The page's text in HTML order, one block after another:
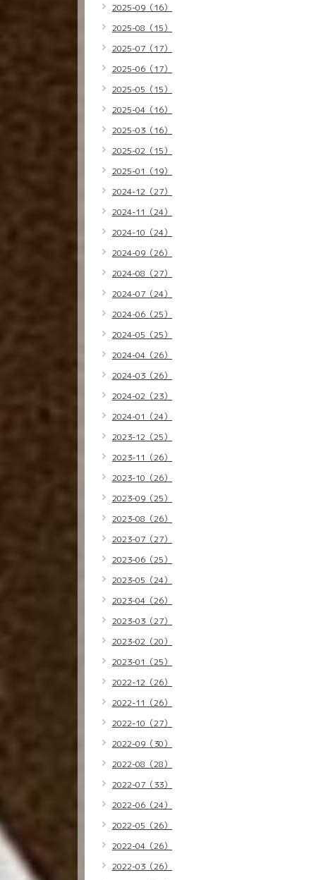
2025-09（16）
2025-08（15）
2025-07（17）
2025-06（17）
2025-05（15）
2025-04（16）
2025-03（16）
2025-02（15）
2025-01（19）
2024-12（27）
2024-11（24）
2024-10（24）
2024-09（26）
2024-08（27）
2024-07（24）
2024-06（25）
2024-05（25）
2024-04（26）
2024-03（26）
2024-02（23）
2024-01（24）
2023-12（25）
2023-11（26）
2023-10（26）
2023-09（25）
2023-08（26）
2023-07（27）
2023-06（25）
2023-05（24）
2023-04（26）
2023-03（27）
2023-02（20）
2023-01（25）
2022-12（26）
2022-11（26）
2022-10（27）
2022-09（30）
2022-08（28）
2022-07（33）
2022-06（24）
2022-05（26）
2022-04（26）
2022-03（26）